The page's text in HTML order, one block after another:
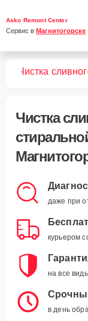
Asko Remont Center
Сервис в Магнитогорске
Чистка
Чистка
даже при
курьером
на все
в день